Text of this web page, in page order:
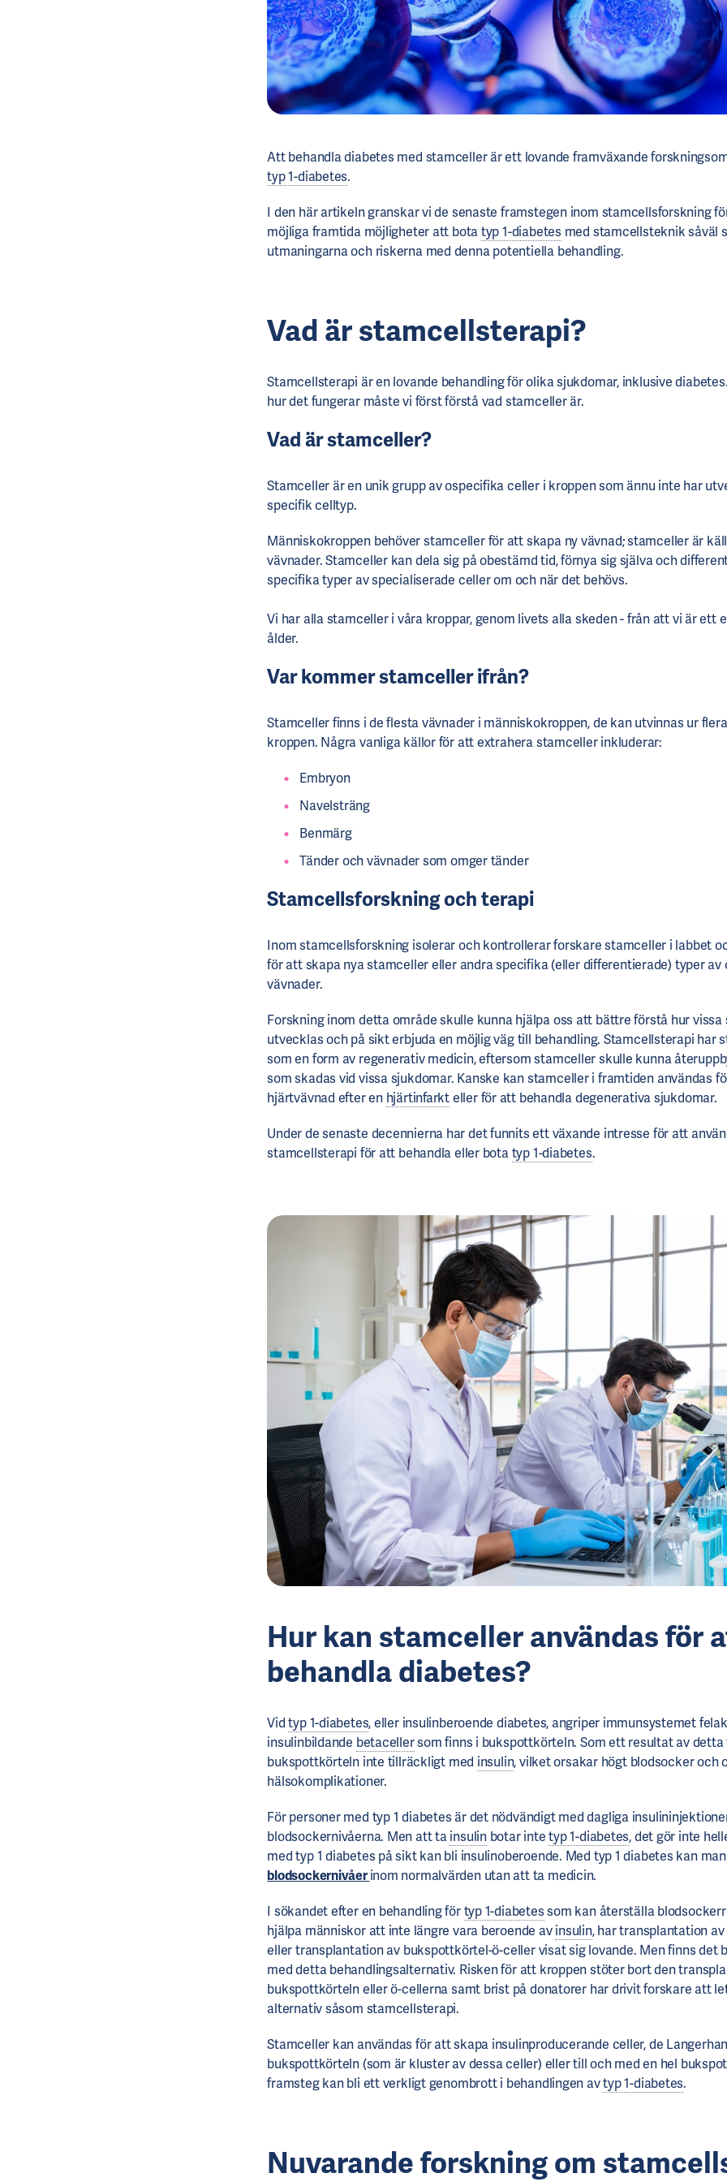
Att behandla diabetes med stamceller är ett lovande framväxande
typ 1-diabetes.
I den här artikeln granskar vi de senaste framstegen inom stamcellsforskning
möjliga framtida möjligheter att botatyp 1-diabetes med stamcellsteknik såväl
utmaningarna och riskerna med denna potentiella behandling.
Vad är stamcellsterapi?
Stamcellsterapi är en lovande behandling för olika sjukdomar, inklusive
hur det fungerar måste vi först förstå vad stamceller är.
Vad är stamceller?
Stamceller är en unik grupp av ospecifika celler i kroppen som ännu inte har
specifik celltyp.
Människokroppen behöver stamceller för att skapa ny vävnad; stamceller är
vävnader. Stamceller kan dela sig på obestämd tid, förnya sig själva och
specifika typer av specialiserade celler om och när det behövs.
Vi har alla stamceller i våra kroppar, genom livets alla skeden - från att vi är ett
ålder.
Var kommer stamceller ifrån?
Stamceller finns i de flesta vävnader i människokroppen, de kan utvinnas ur
kroppen. Några vanliga källor för att extrahera stamceller inkluderar:
Embryon
Navelsträng
Benmärg
Tänder och vävnader som omger tänder
Stamcellsforskning och terapi
Inom stamcellsforskning isolerar och kontrollerar forskare stamceller i labbet
för att skapa nya stamceller eller andra specifika (eller differentierade) typer av
vävnader.
Forskning inom detta område skulle kunna hjälpa oss att bättre förstå hur vissa
utvecklas och på sikt erbjuda en möjlig väg till behandling. Stamcellsterapi har
som en form av regenerativ medicin, eftersom stamceller skulle kunna
som skadas vid vissa sjukdomar. Kanske kan stamceller i framtiden användas
hjärtvävnad efter en hjärtinfarkteller för att behandla degenerativa sjukdomar.
Under de senaste decennierna har det funnits ett växande intresse för att
stamcellsterapi för att behandla eller botatyp 1-diabetes.
Hur kan stamceller användas för
behandla diabetes?
Vidtyp 1-diabetes, eller insulinberoende diabetes, angriper immunsystemet
insulinbildande betacellersom finns i bukspottkörteln. Som ett resultat av
bukspottkörteln inte tillräckligt med insulin, vilket orsakar högt blodsocker och
hälsokomplikationer.
För personer med typ 1 diabetes är det nödvändigt med dagliga
blodsockernivåerna. Men att tainsulinbotar intetyp 1-diabetes, det gör inte
med typ 1 diabetes på sikt kan bli insulinoberoende. Med typ 1 diabetes kan
blodsockernivåerinom normalvärden utan att ta medicin.
I sökandet efter en behandling förtyp 1-diabetessom kan återställa
hjälpa människor att inte längre vara beroende avinsulin, har transplantation
eller transplantation av bukspottkörtel-ö-celler visat sig lovande. Men finns det
med detta behandlingsalternativ. Risken för att kroppen stöter bort den
bukspottkörteln eller ö-cellerna samt brist på donatorer har drivit forskare att
alternativ såsom stamcellsterapi.
Stamceller kan användas för att skapa insulinproducerande celler, de
bukspottkörteln (som är kluster av dessa celler) eller till och med en hel
framsteg kan bli ett verkligt genombrott i behandlingen avtyp 1-diabetes.
Nuvarande forskning om